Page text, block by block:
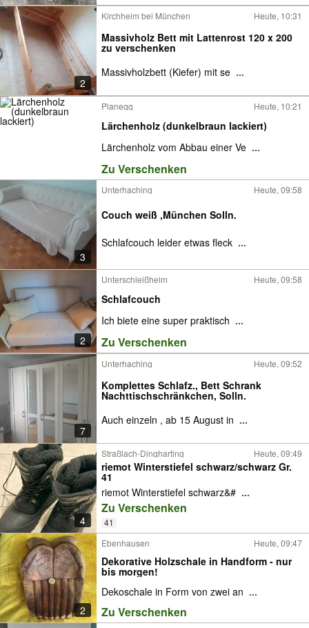
2
Kirchheim bei München Heute, 10:31
Massivholz Bett mit Lattenrost 120 x 200
zu verschenken
Massivholzbett (Kiefer) mit se ...
Planegg Heute, 10:21
Lärchenholz (dunkelbraun lackiert)
Lärchenholz vom Abbau einer Ve ...
Zu Verschenken
3
Unterhaching Heute, 09:58
Couch weiß ,München Solln.
Schlafcouch leider etwas fleck ...
2
Unterschleißheim Heute, 09:58
Schlafcouch
Ich biete eine super praktisch ...
Zu Verschenken
7
Unterhaching Heute, 09:52
Komplettes Schlafz., Bett Schrank
Nachttischschränkchen, Solln.
Auch einzeln , ab 15 August in ...
4
Straßlach-Dingharting Heute, 09:49
riemot Winterstiefel schwarz/schwarz Gr.
41
riemot Winterstiefel schwarz&# ...
Zu Verschenken
41
2
Ebenhausen Heute, 09:47
Dekorative Holzschale in Handform - nur
bis morgen!
Dekoschale in Form von zwei an ...
Zu Verschenken